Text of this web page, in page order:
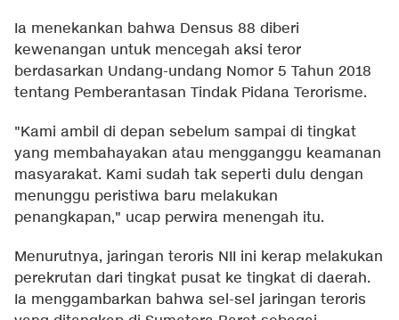
Ia menekankan bahwa Densus 88 diberi
kewenangan untuk mencegah aksi teror
berdasarkan Undang-undang Nomor 5 Tahun 2018
tentang Pemberantasan Tindak Pidana Terorisme.
"Kami ambil di depan sebelum sampai di tingkat
yang membahayakan atau mengganggu keamanan
masyarakat. Kami sudah tak seperti dulu dengan
menunggu peristiwa baru melakukan
penangkapan," ucap perwira menengah itu.
Menurutnya, jaringan teroris NII ini kerap melakukan
perekrutan dari tingkat pusat ke tingkat di daerah.
Ia menggambarkan bahwa sel-sel jaringan teroris